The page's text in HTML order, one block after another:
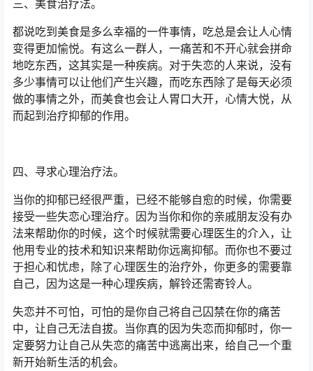
三、美食治疗法。
都说吃到美食是多么幸福的一件事情，吃总是会让人心情
变得更加愉悦。有这么一群人，一痛苦和不开心就会拼命
地吃东西，这其实是一种疾病。对于失恋的人来说，没有
多少事情可以让他们产生兴趣，而吃东西除了是每天必须
做的事情之外，而美食也会让人胃口大开，心情大悦，从
而起到治疗抑郁的作用。
四、寻求心理治疗法。
当你的抑郁已经很严重，已经不能够自愈的时候，你需要
接受一些失恋心理治疗。因为当你和你的亲戚朋友没有办
法来帮助你的时候，这个时候就需要心理医生的介入，让
他用专业的技术和知识来帮助你远离抑郁。而你也不要过
于担心和忧虑，除了心理医生的治疗外，你更多的需要靠
自己，因为这是一种心理疾病，解铃还需寄铃人。
失恋并不可怕，可怕的是你自己将自己囚禁在你的痛苦
中，让自己无法自拔。当你真的因为失恋而抑郁时，你一
定要努力让自己从失恋的痛苦中逃离出来，给自己一个重
新开始新生活的机会。